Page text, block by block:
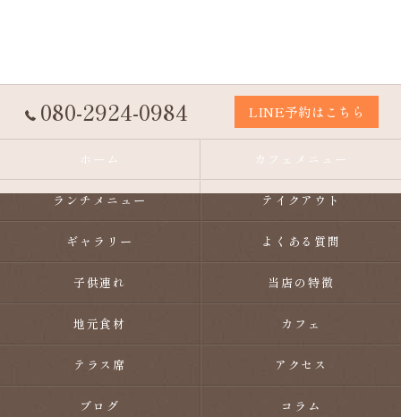
080-2924-0984 LINE予約はこちら
ホーム カフェメニュー
ランチメニュー テイクアウト
ギャラリー よくある質問
子供連れ 当店の特徴
地元食材 カフェ
テラス席 アクセス
ブログ コラム